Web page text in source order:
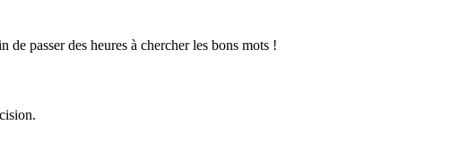
passer des heures à chercher les bons mots !